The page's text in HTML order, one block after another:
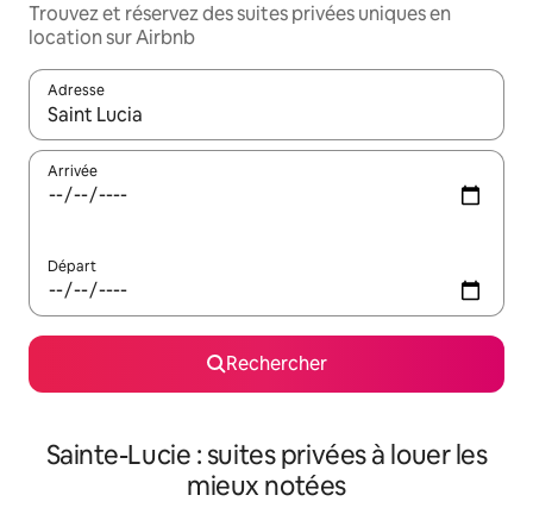
Trouvez et réservez des suites privées uniques en
location sur Airbnb
Adresse
Lorsque les résultats s'affichent, utilisez les flèches vers le
Arrivée
Départ
Rechercher
Sainte-Lucie : suites privées à louer les
mieux notées